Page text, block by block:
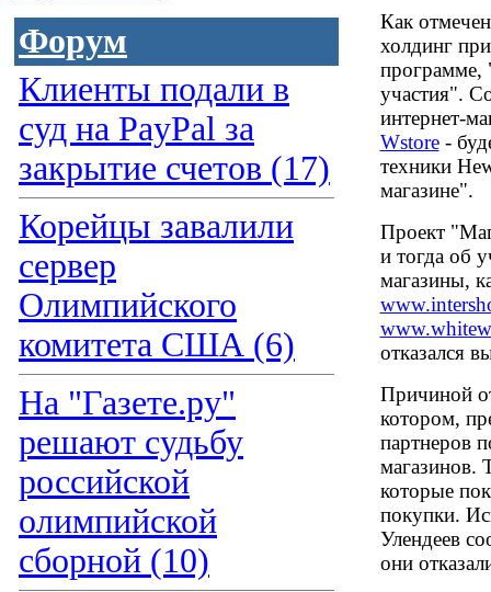
Форум
Клиенты подали в
суд на PayPal за
закрытие счетов (17)
Корейцы завалили
сервер
Олимпийского
комитета США (6)
На "Газете.ру"
решают судьбу
российской
олимпийской
сборной (10)
Как
холдинг
программе,
участия".
интернет-
Wstore-
техники
магазине".
Проект
и тогда об
магазины,
отказался
Причиной
котором,
партнеров
магазинов.
которые
покупки.
Улендеев
они